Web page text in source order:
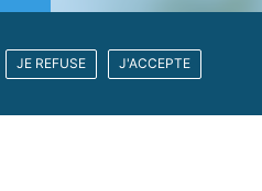
JE REFUSE J'ACCEPTE